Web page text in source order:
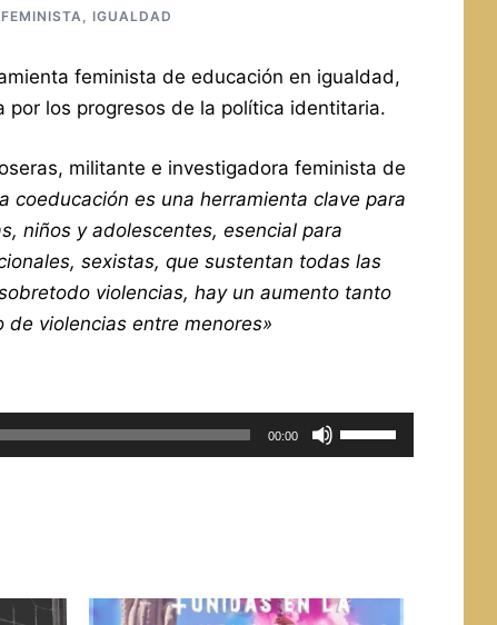
FEMINISTA, IGUALDAD
feminista de educación en igualdad,
por los progresos de la política identitaria.
militante e investigadora feminista de
coeducación es una herramienta clave para
niños y adolescentes, esencial para
sexistas, que sustentan todas las
violencias, hay un aumento tanto
de violencias entre menores»
00:00
Utiliza
las
para